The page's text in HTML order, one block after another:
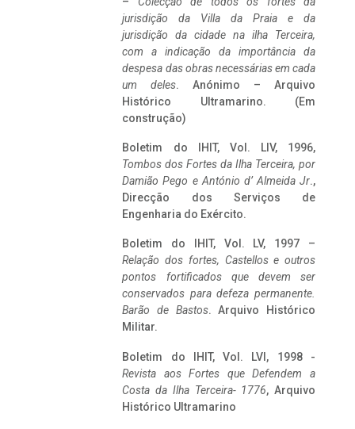
jurisdição da Villa da Praia e da
jurisdição da cidade na ilha Terceira,
com a indicação da importância da
despesa das obras necessárias em cada
um deles. Anónimo – Arquivo
Histórico Ultramarino. (Em
construção)
Boletim do IHIT, Vol. LIV, 1996,
Tombos dos Fortes da Ilha Terceira, por
Damião Pego e António d’ Almeida Jr.,
Direcção dos Serviços de
Engenharia do Exército.
Boletim do IHIT, Vol. LV, 1997 –
Relação dos fortes, Castellos e outros
pontos fortificados que devem ser
conservados para defeza permanente.
Barão de Bastos. Arquivo Histórico
Militar.
Boletim do IHIT, Vol. LVI, 1998 -
Revista aos Fortes que Defendem a
Costa da Ilha Terceira- 1776, Arquivo
Histórico Ultramarino